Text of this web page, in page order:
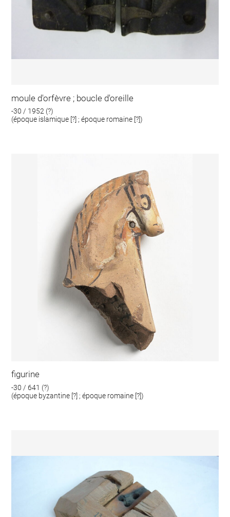
moule d'orfèvre ; boucle d'oreille
-30 / 1952 (?)
(époque islamique [?] ; époque romaine [?])
figurine
-30 / 641 (?)
(époque byzantine [?] ; époque romaine [?])